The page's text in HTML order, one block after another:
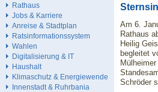
Am 6.
Rathaus
Heilig
begleitet
Schröder
Rathaus
Jobs & Karriere
Anreise & Stadtplan
Ratsinformationssystem
Wahlen
Digitalisierung & IT
Haushalt
Klimaschutz & Energiewende
Innenstadt & Ruhrbania